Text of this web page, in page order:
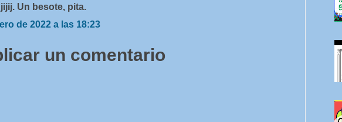
Un besote, pita.
de 2022 a las 18:23
un comentario